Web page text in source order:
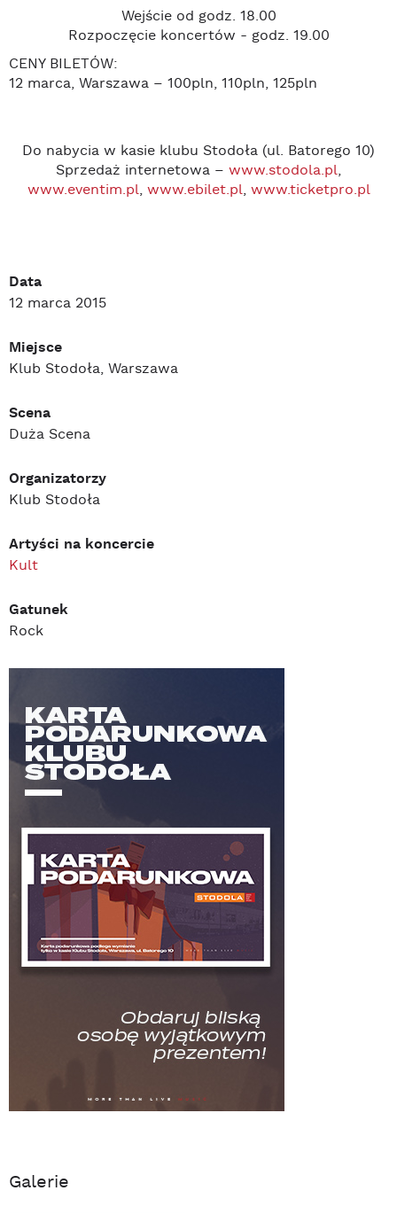
Wejście od godz. 18.00
Rozpoczęcie koncertów - godz. 19.00
CENY BILETÓW:
12 marca, Warszawa – 100pln, 110pln, 125pln
Do nabycia w kasie klubu Stodoła (ul. Batorego 10)
Sprzedaż internetowa – www.stodola.pl,
www.eventim.pl, www.ebilet.pl, www.ticketpro.pl
Data
12 marca 2015
Miejsce
Klub Stodoła, Warszawa
Scena
Duża Scena
Organizatorzy
Klub Stodoła
Artyści na koncercie
Kult
Gatunek
Rock
Galerie